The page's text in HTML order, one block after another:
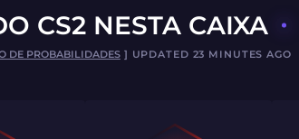
CS2 NESTA CAIXA
DE PROBABILIDADES] UPDATED 23 MINUTES AGO